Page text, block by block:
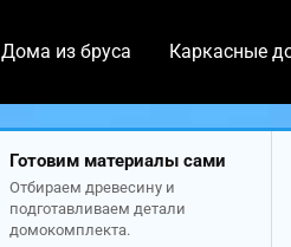
Дома из бруса Каркасные
Готовим материалы сами
Отбираем древесину и
подготавливаем детали
домокомплекта.